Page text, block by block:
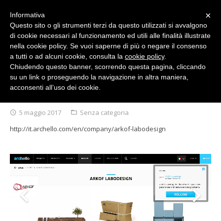
Italiano
CHI SIAMO
COLLEZIONI
Collezione Arkof 2018
Collezione Arkof 2017
Collezione Arkof 2015/2016
SMARTDESK ANTIBATTERICI 20/21
DESIGNERS
NEWS/EVENTI
STAMPA
5 maggio 2017
Senza categoria
http://it.archello.com/en/company/arkof-labodesign
×
Informativa
Questo sito o gli strumenti terzi da questo utilizzati si avvalgono
di cookie necessari al funzionamento ed utili alle finalità illustrate
nella cookie policy. Se vuoi saperne di più o negare il consenso
a tutti o ad alcuni cookie, consulta la cookie policy.
Chiudendo questo banner, scorrendo questa pagina, cliccando
su un link o proseguendo la navigazione in altra maniera,
acconsenti all’uso dei cookie.